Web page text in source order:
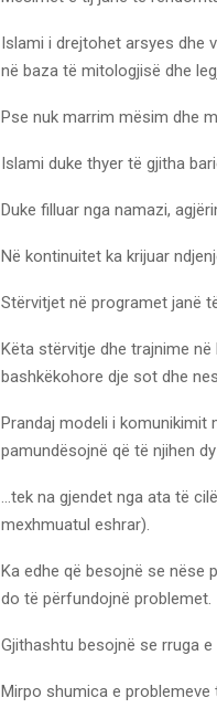
Islami i drejtohet arsyes dhe
në baza të mitologjisë dhe
Pse nuk marrim mësim dhe
Islami duke thyer të gjitha
Duke filluar nga namazi,
Në kontinuitet ka krijuar
Stërvitjet në programet janë
Këta stërvitje dhe trajnime
bashkëkohore dje sot dhe
Prandaj modeli i komunikimit
pamundësojnë që të njihen
…tek na gjendet nga ata të
mexhmuatul eshrar).
Ka edhe që besojnë se nëse
do të përfundojnë problemet.
Gjithashtu besojnë se rruga
Mirpo shumica e problemeve